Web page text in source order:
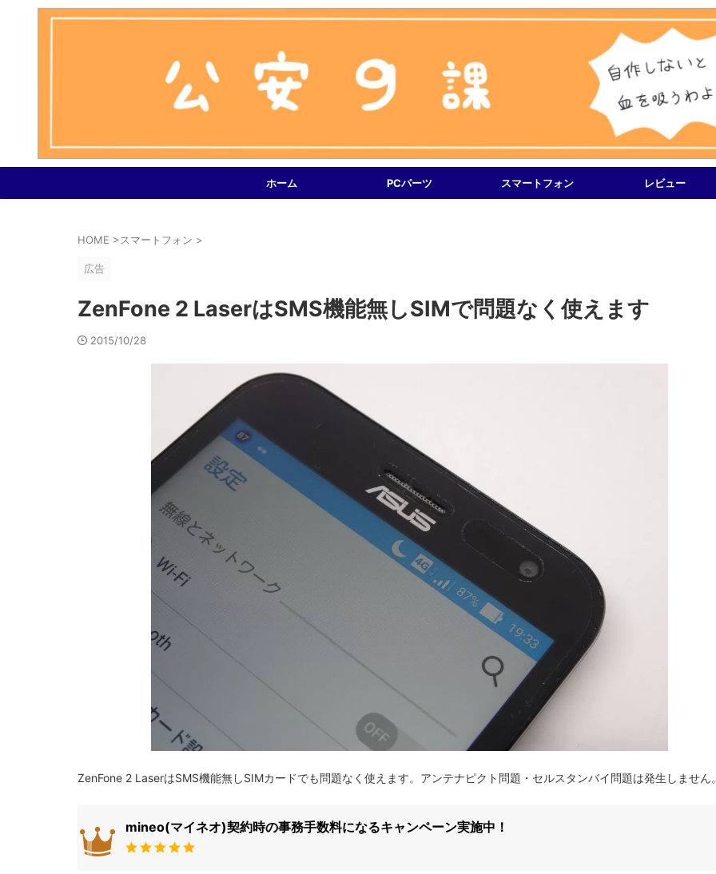
ホーム PCパーツ スマートフォン レビュー
HOME >スマートフォン >
広告
ZenFone 2 LaserはSMS機能無しSIMで問題なく使えます
2015/10/28
ZenFone 2 LaserはSMS機能無しSIMカードでも問題なく使えます。アンテナピクト問題・セルスタンバイ問題は発生しません
mineo(マイネオ)契約時の事務手数料になるキャンペーン実施中！